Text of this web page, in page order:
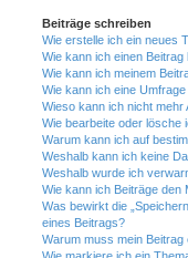
Beiträge schreiben
Wie erstelle ich ein neues
Wie kann ich einen
Wie kann ich meinem
Wie kann ich eine
Wieso kann ich nicht mehr
Wie bearbeite oder lösche
Warum kann ich auf
Weshalb kann ich keine
Weshalb wurde ich
Wie kann ich Beiträge den
Was bewirkt die
eines Beitrags?
Warum muss mein
Wie markiere ich ein